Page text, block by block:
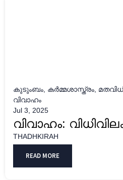
കുടുംബം കർമ്മശാസ്ത്രം
വിവാഹം
Jul 3, 2025
വിവാഹം:
THADHKIRAH
READ MORE